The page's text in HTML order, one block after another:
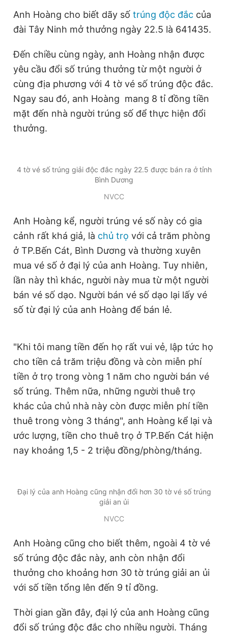
Đọc Thanh Niên trên điện thoại
Theo dõi báo trên
RSS Tòa soạn
Phó tổng biên tập: Lâm Hiếu Dũng
Phó tổng biên tập: Trần Việt Hưng
Tổng thư ký tòa soạn: Đức Trung
Giấy phép xuất bản số 110/GP - BTTTT cấp ngày 24.3.2020
© 2003-2026 Bản quyền thuộc về Báo Thanh Niên. Cấm sao
chép dưới mọi hình thức nếu không có sự chấp thuận bằng văn
bản. Phát triển bởi ePi Technologies, JSC.
Anh Hoàng cho biết dãy số trúng độc đắc của
đài Tây Ninh mở thưởng ngày 22.5 là 641435.
Đến chiều cùng ngày, anh Hoàng nhận được
yêu cầu đổi số trúng thưởng từ một người ở
cùng địa phương với 4 tờ vé số trúng độc đắc.
Ngay sau đó, anh Hoàng mang 8 tỉ đồng tiền
mặt đến nhà người trúng số để thực hiện đổi
thưởng.
4 tờ vé số trúng giải độc đắc ngày 22.5 được bán ra ở tỉnh
Bình Dương
NVCC
Anh Hoàng kể, người trúng vé số này có gia
cảnh rất khá giả, là chủ trọ với cả trăm phòng
ở TP.Bến Cát, Bình Dương và thường xuyên
mua vé số ở đại lý của anh Hoàng. Tuy nhiên,
lần này thì khác, người này mua từ một người
bán vé số dạo. Người bán vé số dạo lại lấy vé
số từ đại lý của anh Hoàng để bán lẻ.
"Khi tôi mang tiền đến họ rất vui vẻ, lập tức họ
cho tiền cả trăm triệu đồng và còn miễn phí
tiền ở trọ trong vòng 1 năm cho người bán vé
số trúng. Thêm nữa, những người thuê trọ
khác của chủ nhà này còn được miễn phí tiền
thuê trong vòng 3 tháng", anh Hoàng kể lại và
ước lượng, tiền cho thuê trọ ở TP.Bến Cát hiện
nay khoảng 1,5 - 2 triệu đồng/phòng/tháng.
Đại lý của anh Hoàng cũng nhận đổi hơn 30 tờ vé số trúng
giải an ủi
NVCC
Anh Hoàng cũng cho biết thêm, ngoài 4 tờ vé
số trúng độc đắc này, anh còn nhận đổi
thưởng cho khoảng hơn 30 tờ trúng giải an ủi
với số tiền tổng lên đến 9 tỉ đồng.
Thời gian gần đây, đại lý của anh Hoàng cũng
đổi số trúng độc đắc cho nhiều người. Tháng